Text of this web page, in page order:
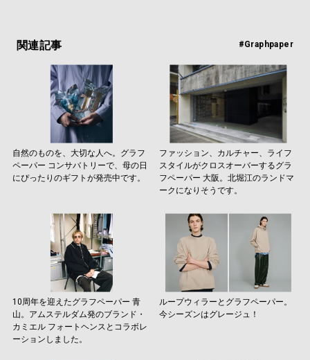
関連記事 #Graphpaper
自然のものを、大切な人へ。グラフ
ペーパー コンサバトリーで、母の日
にぴったりのギフトが発売中です。
ファッション、カルチャー、ライフ
スタイルがクロスオーバーするグラ
フペーパー 大阪。北堀江のランドマ
ークになりそうです。
10周年を迎えたグラフペーパー 青
山。アムステルダム発のブランド・
カミエル フォートヘンスとコラボレ
ーションしました。
ループウィラーとグラフペーパー。
今シーズンはグレージュ！